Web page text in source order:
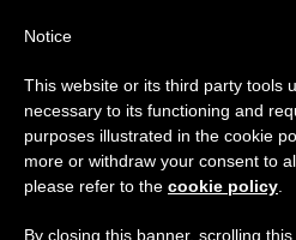
Notice
This website or its third party tools
necessary to its functioning and
purposes illustrated in the cookie
more or withdraw your consent to
please refer to the cookie policy
By closing this banner, scrolling